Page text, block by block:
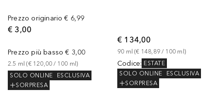
Prezzo originario € 6,99
€ 3,00
Prezzo più basso € 3,00
2.5 ml (€ 120,00 / 100 ml)
SOLO ONLINE
ESCLUSIVA
SORPRESA
€ 134,00
90 ml (€ 148,89 / 100 ml)
Codice: ESTATE
SOLO ONLINE
ESCLUSIVA
SORPRESA
+19